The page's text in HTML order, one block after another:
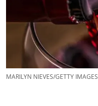
MARILYN NIEVES/GETTY IMAGES